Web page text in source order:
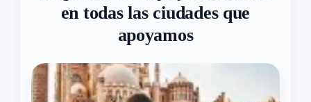
en todas las ciudades que
apoyamos